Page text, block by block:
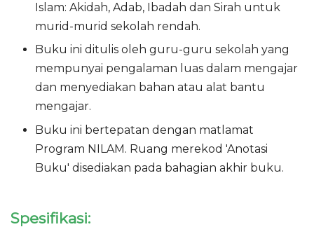
Islam: Akidah, Adab, Ibadah dan Sirah untuk
murid-murid sekolah rendah.
Buku ini ditulis oleh guru-guru sekolah yang
mempunyai pengalaman luas dalam mengajar
dan menyediakan bahan atau alat bantu
mengajar.
Buku ini bertepatan dengan matlamat
Program NILAM. Ruang merekod 'Anotasi
Buku' disediakan pada bahagian akhir buku.
Spesifikasi: